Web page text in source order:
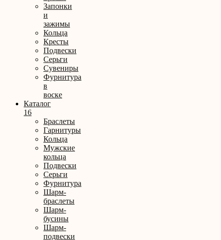
Запонки
и
зажимы
Кольца
Кресты
Подвески
Серьги
Сувениры
Фурнитура
в
воске
Каталог
16
Браслеты
Гарнитуры
Кольца
Мужские
кольца
Подвески
Серьги
Фурнитура
Шарм-
браслеты
Шарм-
бусины
Шарм-
подвески